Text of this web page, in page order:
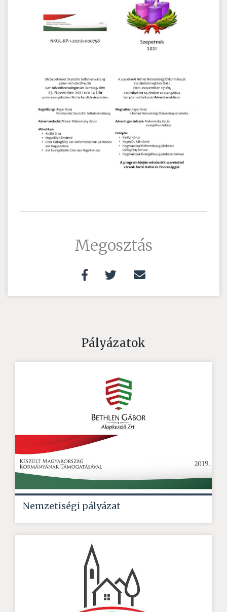
Megosztás
Pályázatok
Nemzetiségi pályázat